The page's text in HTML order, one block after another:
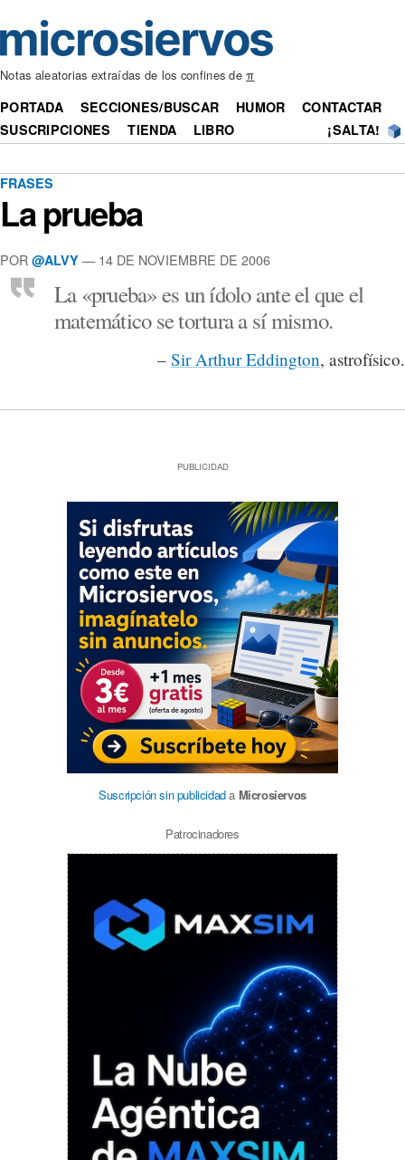
Notas aleatorias extraídas de los confines deπ
PORTADA SECCIONES/BUSCAR HUMOR
CONTACTAR
SUSCRIPCIONES
TIENDA LIBRO ¡SALTA!
FRASES
La prueba
POR @ALVY — 14 DE NOVIEMBRE DE 2006
La «prueba» es un ídolo ante el que el
matemático se tortura a sí mismo.
– Sir Arthur Eddington, astrofísico.
PUBLICIDAD
Suscripción sin publicidada Microsiervos
Patrocinadores